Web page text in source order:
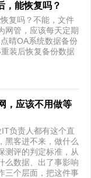
，能恢复吗？
复吗？不能，文件
网管，应该每天定期
晴OA系统数据备份
装后恢复备份数据
，应该不用做等
负责人都有这个直
客进不来，做什么
测评的判定标准，从
么数据、出了事影响
三个层面，把这件事